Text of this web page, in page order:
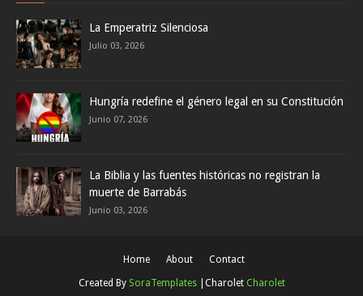
La Emperatriz Silenciosa
Julio 03, 2026
Hungría redefine el género legal en su Constitución
Junio 07, 2026
La Biblia y las fuentes históricas no registran la
muerte de Barrabás
Junio 03, 2026
Home About Contact
Created By SoraTemplates|Charolet Charolet